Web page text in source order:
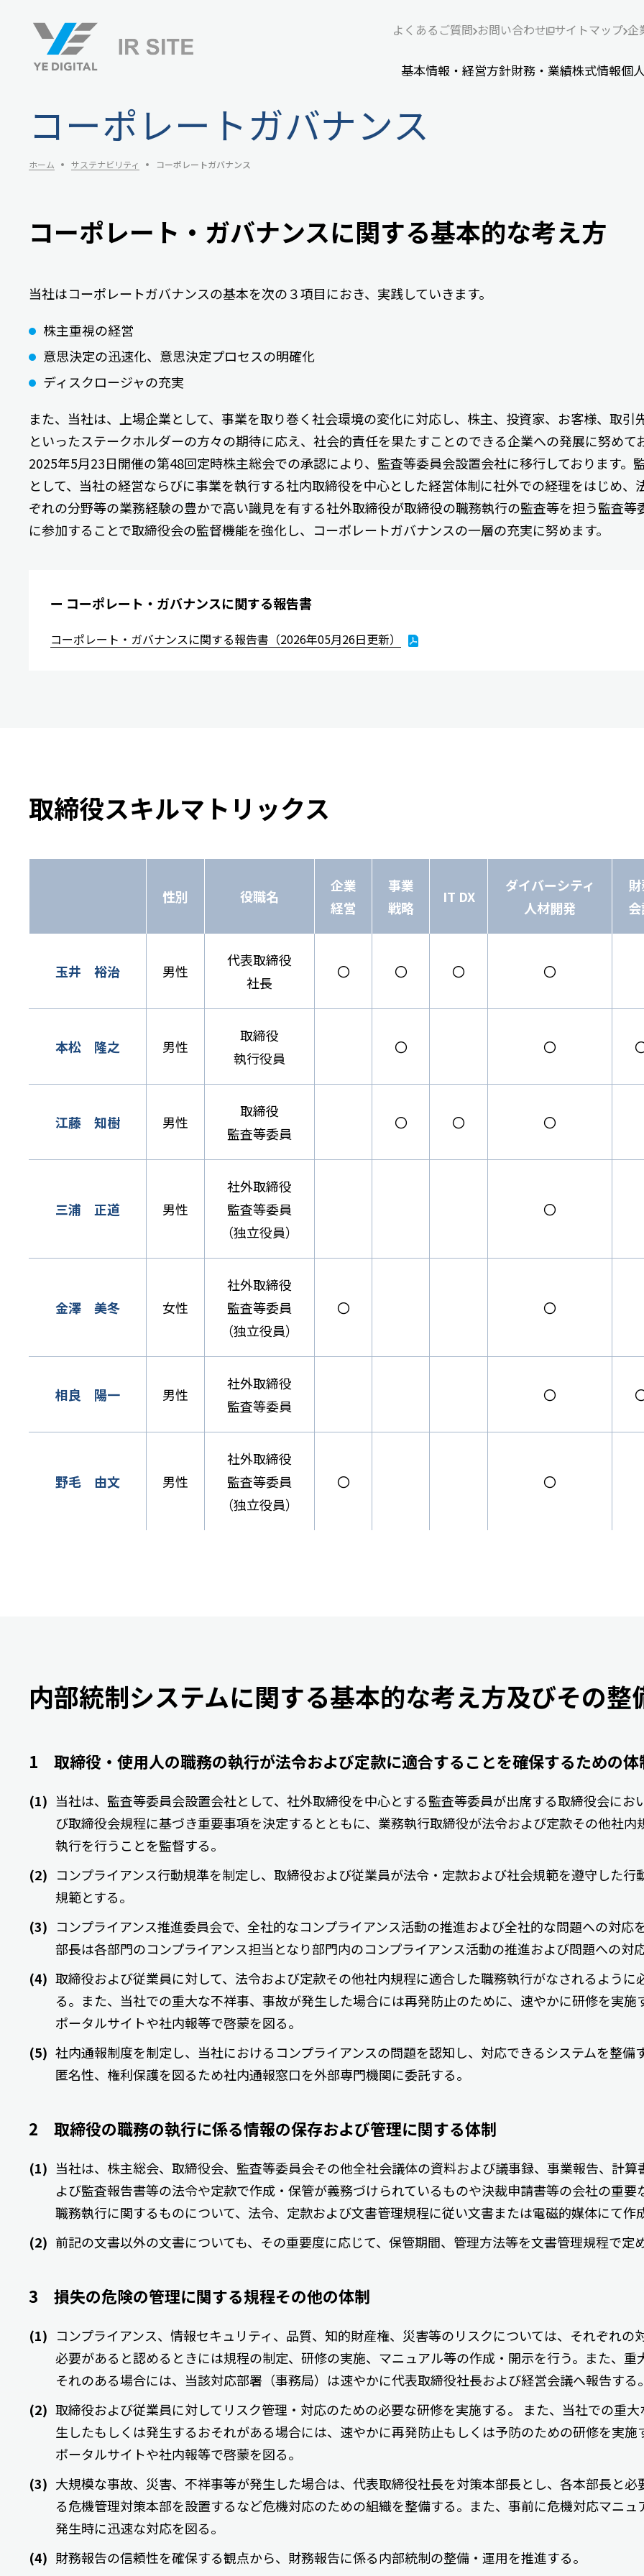
よくあるご質問 お問い合わせ サイトマップ 企
基本情報・経営方針財務・業績株式情報個
コーポレートガバナンス
ホーム サステナビリティ コーポレートガバナンス
コーポレート・ガバナンスに関する基本的な考え方
当社はコーポレートガバナンスの基本を次の３項目におき、実践していきます。
株主重視の経営
意思決定の迅速化、意思決定プロセスの明確化
ディスクロージャの充実
また、当社は、上場企業として、事業を取り巻く社会環境の変化に対応し、株主、投資家、お客様、取引
といったステークホルダーの方々の期待に応え、社会的責任を果たすことのできる企業への発展に努めて
2025年5月23日開催の第48回定時株主総会での承認により、監査等委員会設置会社に移行しております。
として、当社の経営ならびに事業を執行する社内取締役を中心とした経営体制に社外での経理をはじめ、
ぞれの分野等の業務経験の豊かで高い識見を有する社外取締役が取締役の職務執行の監査等を担う監査等
に参加することで取締役会の監督機能を強化し、コーポレートガバナンスの一層の充実に努めます。
ー コーポレート・ガバナンスに関する報告書
コーポレート・ガバナンスに関する報告書 （2026年05月26日更新）
取締役スキルマトリックス
性別 役職名
企業
経営
事業
戦略
IT DX
ダイバーシティ
人材開発
玉井 裕治 男性
代表取締役
社長
〇 〇 〇 〇
本松 隆之 男性
取締役
執行役員
〇 〇
江藤 知樹 男性
取締役
監査等委員
〇 〇 〇
三浦 正道 男性
社外取締役
監査等委員
（独立役員）
〇
金澤 美冬 女性
社外取締役
監査等委員
（独立役員）
〇 〇
相良 陽一 男性
社外取締役
監査等委員
〇
野毛 由文 男性
社外取締役
監査等委員
（独立役員）
〇 〇
内部統制システムに関する基本的な考え方及びその整
1 取締役・使用人の職務の執行が法令および定款に適合することを確保するための体
当社は、監査等委員会設置会社として、社外取締役を中心とする監査等委員が出席する取締役会にお
び取締役会規程に基づき重要事項を決定するとともに、業務執行取締役が法令および定款その他社内
執行を行うことを監督する。
コンプライアンス行動規準を制定し、取締役および従業員が法令・定款および社会規範を遵守した行
規範とする。
コンプライアンス推進委員会で、全社的なコンプライアンス活動の推進および全社的な問題への対応
部長は各部門のコンプライアンス担当となり部門内のコンプライアンス活動の推進および問題への対
取締役および従業員に対して、法令および定款その他社内規程に適合した職務執行がなされるように
る。また、当社での重大な不祥事、事故が発生した場合には再発防止のために、速やかに研修を実施
ポータルサイトや社内報等で啓蒙を図る。
社内通報制度を制定し、当社におけるコンプライアンスの問題を認知し、対応できるシステムを整備
匿名性、権利保護を図るため社内通報窓口を外部専門機関に委託する。
2 取締役の職務の執行に係る情報の保存および管理に関する体制
当社は、株主総会、取締役会、監査等委員会その他全社会議体の資料および議事録、事業報告、計算
よび監査報告書等の法令や定款で作成・保管が義務づけられているものや決裁申請書等の会社の重要
職務執行に関するものについて、法令、定款および文書管理規程に従い文書または電磁的媒体にて作
前記の文書以外の文書についても、その重要度に応じて、保管期間、管理方法等を文書管理規程で定
3 損失の危険の管理に関する規程その他の体制
コンプライアンス、情報セキュリティ、品質、知的財産権、災害等のリスクについては、それぞれの
必要があると認めるときには規程の制定、研修の実施、マニュアル等の作成・開示を行う。また、重
それのある場合には、当該対応部署（事務局）は速やかに代表取締役社長および経営会議へ報告する
取締役および従業員に対してリスク管理・対応のための必要な研修を実施する。 また、当社での重
生したもしくは発生するおそれがある場合には、速やかに再発防止もしくは予防のための研修を実施
ポータルサイトや社内報等で啓蒙を図る。
大規模な事故、災害、不祥事等が発生した場合は、代表取締役社長を対策本部長とし、各本部長と必
る危機管理対策本部を設置するなど危機対応のための組織を整備する。また、事前に危機対応マニュ
発生時に迅速な対応を図る。
財務報告の信頼性を確保する観点から、財務報告に係る内部統制の整備・運用を推進する。